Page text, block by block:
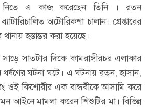
নিতে এ কাজ করেছেন তিনি । রতন
অটোরিকশা চালান। গ্রেপ্তারের
হস্তান্তর করা হয়েছে।
সাতটার দিকে কামরাঙ্গীরচর এলাকার
ধর্ষণের ঘটনা ঘটে। এ ঘটনায় রতন, হাসান,
ওই কিশোরীর এক বান্ধবীকে আসামি করে
আইনে মামলা করেন শিশুটির মা। বিভিন্ন